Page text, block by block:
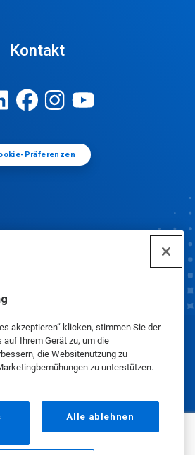
akzeptieren“ klicken, stimmen Sie der
auf Ihrem Gerät zu, um die
die Websitenutzung zu
zu unterstützen.
Alle ablehnen
Kontakt
Präferenzen
Inc. 2025